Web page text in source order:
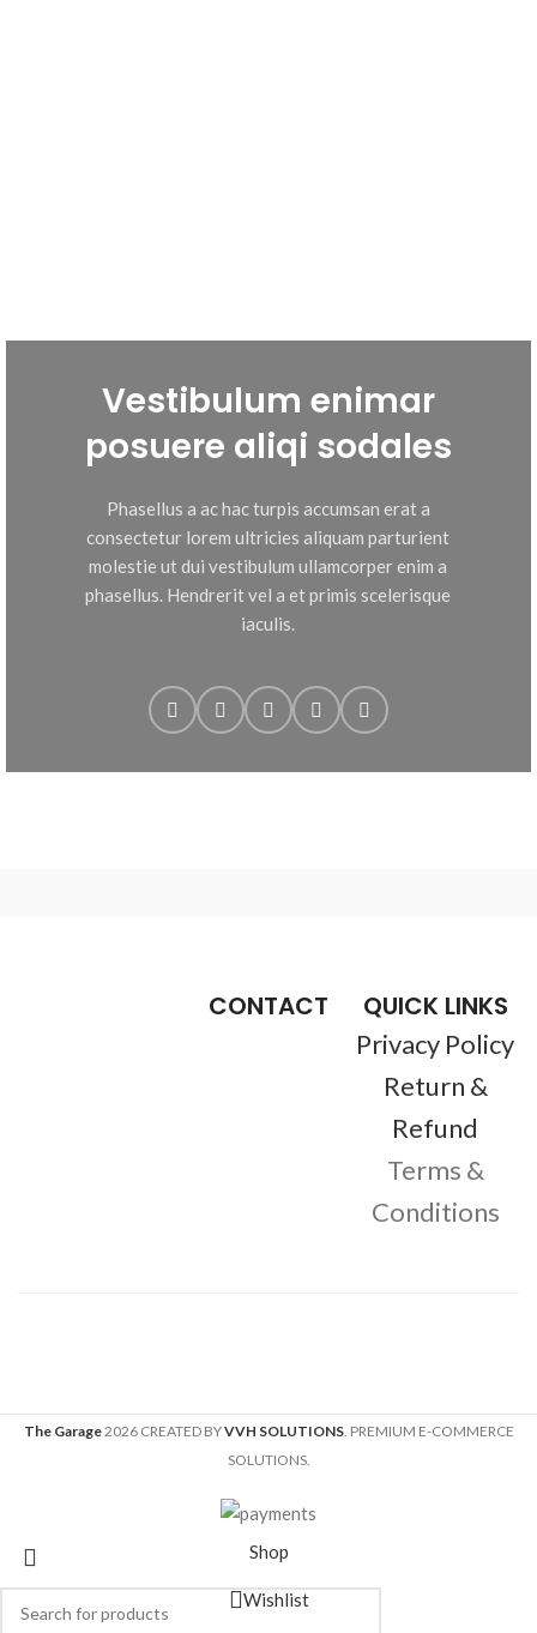
Vestibulum enimar
posuere aliqi sodales
Phasellus a ac hac turpis accumsan erat a
consectetur lorem ultricies aliquam parturient
molestie ut dui vestibulum ullamcorper enim a
phasellus. Hendrerit vel a et primis scelerisque
iaculis.
CONTACT QUICK LINKS
Privacy Policy
Return &
Refund
Terms &
Conditions
The Garage2026 CREATED BYVVH SOLUTIONS. PREMIUM E-COMMERCE
SOLUTIONS.
Shop
Wishlist